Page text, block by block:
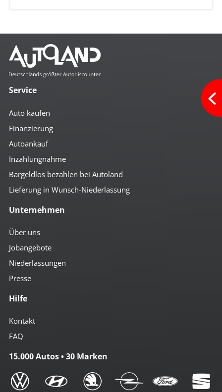
Service
Auto kaufen
Finanzierung
Autoankauf
Inzahlungnahme
Bargeldlos bezahlen bei Autoland
Lieferung in Wunsch-Niederlassung
Unternehmen
Über uns
Jobangebote
Niederlassungen
Presse
Hilfe
Kontakt
FAQ
15.000 Autos • 30 Marken